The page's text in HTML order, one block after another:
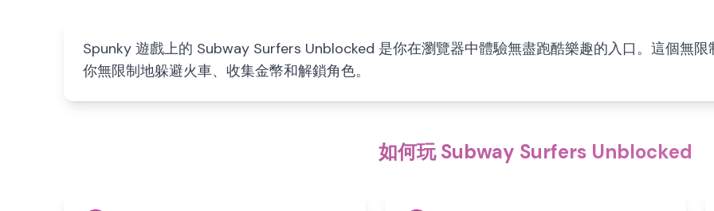
Spunky 遊戲上的 Subway Surfers Unblocked 是你在瀏覽器中體驗無盡跑酷樂趣的入口。這個無
你無限制地躲避火車、收集金幣和解鎖角色。
如何玩 Subway Surfers Unblocked